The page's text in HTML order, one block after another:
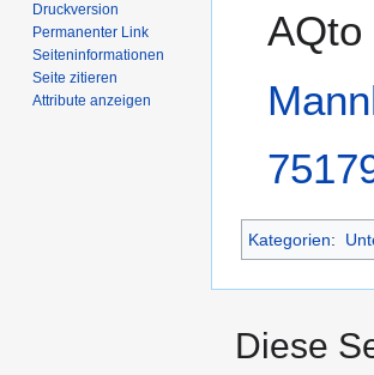
AQto
Kategorien:
Druckversion
Permanenter Link
Seiten­­informationen
Seite zitieren
Attribute anzeigen
Diese